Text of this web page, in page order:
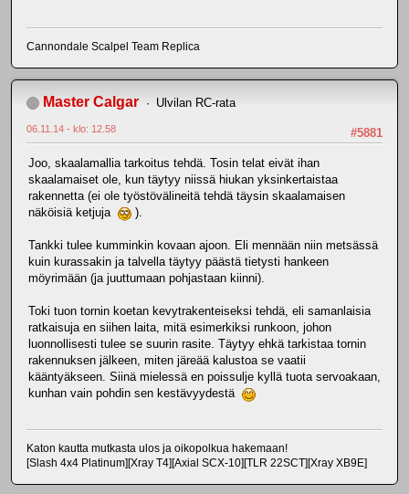
Cannondale Scalpel Team Replica
Master Calgar Ulvilan RC-rata
#5881
06.11.14 - klo: 12.58
Joo, skaalamallia tarkoitus tehdä. Tosin telat eivät ihan
skaalamaiset ole, kun täytyy niissä hiukan yksinkertaistaa
rakennetta (ei ole työstövälineitä tehdä täysin skaalamaisen
näköisiä ketjuja
).
Tankki tulee kumminkin kovaan ajoon. Eli mennään niin metsässä
kuin kurassakin ja talvella täytyy päästä tietysti hankeen
möyrimään (ja juuttumaan pohjastaan kiinni).
Toki tuon tornin koetan kevytrakenteiseksi tehdä, eli samanlaisia
ratkaisuja en siihen laita, mitä esimerkiksi runkoon, johon
luonnollisesti tulee se suurin rasite. Täytyy ehkä tarkistaa tornin
rakennuksen jälkeen, miten järeää kalustoa se vaatii
kääntyäkseen. Siinä mielessä en poissulje kyllä tuota servoakaan,
kunhan vain pohdin sen kestävyydestä
Katon kautta mutkasta ulos ja oikopolkua hakemaan!
[Slash 4x4 Platinum][Xray T4][Axial SCX-10][TLR 22SCT][Xray XB9E]